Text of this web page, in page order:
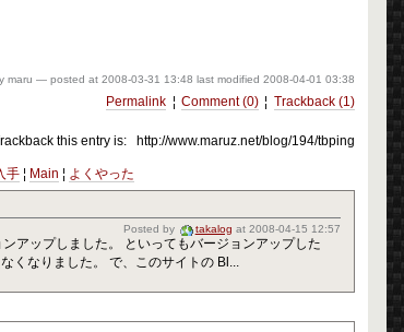
maru — posted at2008-03-31 13:48 last modified 2008-04-01 03:38
Permalink ¦ Comment (0) ¦ Trackback (1)
this entry is: http://www.maruz.net/blog/194/tbping
手 ¦ Main ¦ よくやった
Posted by takalog at2008-04-15 12:57
アップしました。 といってもバージョンアップした
くなりました。 で、このサイトの Bl...